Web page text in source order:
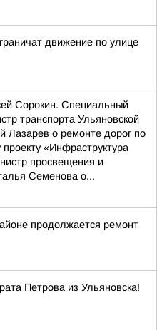
движение по улице
Сорокин. Специальный
транспорта Ульяновской
Лазарев о ремонте дорог по
«Инфраструктура
просвещения и
Семенова о...
продолжается ремонт
Петрова из Ульяновска!